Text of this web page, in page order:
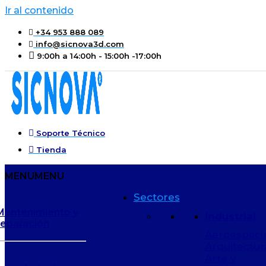
Ir al contenido
+34 953 888 089
info@sicnova3d.com
9:00h a 14:00h - 15:00h -17:00h
Soporte Técnico
Tienda
MENUMENU
y
Sectores